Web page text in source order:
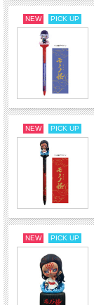
NEW PICK UP
NEW PICK UP
NEW PICK UP